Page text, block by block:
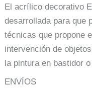
El acrílico decorativo
desarrollada para que
técnicas que propone
intervención de
la pintura en bastidor
ENVÍOS